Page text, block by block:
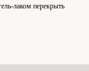
лаком перекрыть